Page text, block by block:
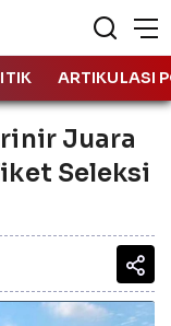
ARTIKULASI
Juara
Seleksi